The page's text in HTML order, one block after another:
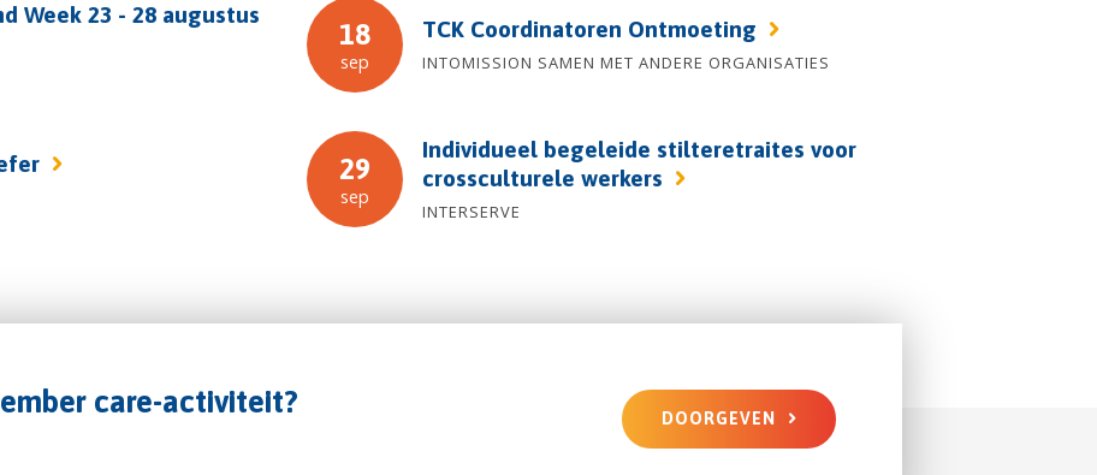
Week 23 - 28 augustus
18
sep
TCK Coordinatoren Ontmoeting
INTOMISSION SAMEN MET ANDERE ORGANISATIES
29
sep
Individueel begeleide stilteretraites voor
crossculturele werkers
INTERSERVE
care-activiteit?
DOORGEVEN